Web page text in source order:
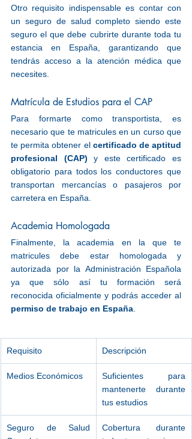
Otro requisito indispensable es contar con
un seguro de salud completo siendo este
seguro el que debe cubrirte durante toda tu
estancia en España, garantizando que
tendrás acceso a la atención médica que
necesites.
Matrícula de Estudios para el CAP
Para formarte como transportista, es
necesario que te matricules en un curso que
te permita obtener el certificado de aptitud
profesional (CAP) y este certificado es
obligatorio para todos los conductores que
transportan mercancías o pasajeros por
carretera en España.
Academia Homologada
Finalmente, la academia en la que te
matricules debe estar homologada y
autorizada por la Administración Española
ya que sólo así tu formación será
permiso de trabajo en España
Requisito Descripción
Medios Económicos
Suficientes para
mantenerte durante
tus estudios
Seguro de Salud
Cobertura durante